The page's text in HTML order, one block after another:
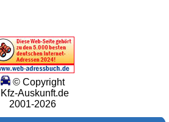
© Copyright
Kfz-Auskunft.de
2001-2026